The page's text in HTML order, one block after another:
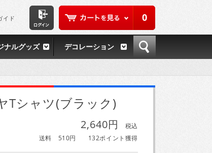
0
イド
ナルグッズ デコレーション
Tシャツ(ブラック)
2,640円
税込
送料 510円
132ポイント獲得